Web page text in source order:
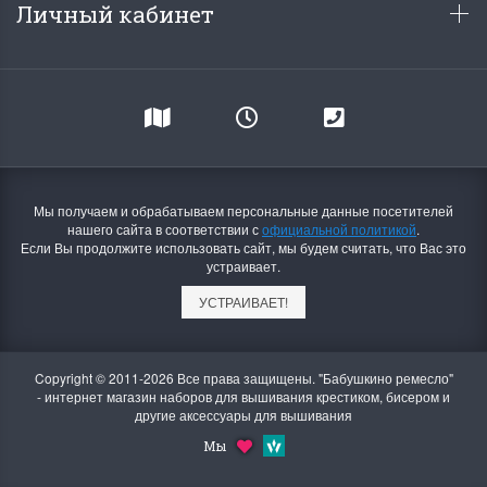
Личный кабинет
Мы получаем и обрабатываем персональные данные посетителей
нашего сайта в соответствии софициальной политикой.
Если Вы продолжите использовать сайт, мы будем считать, что Вас это
устраивает.
УСТРАИВАЕТ!
Copyright © 2011-2026 Все права защищены. "Бабушкино ремесло"
- интернет магазин наборов для вышивания крестиком, бисером и
другие аксессуары для вышивания
Мы